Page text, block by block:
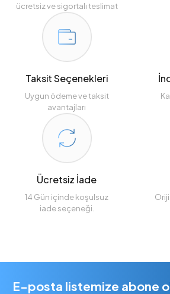
ücretsiz ve sigortalı teslimat
Taksit Seçenekleri
Uygun ödeme ve taksit
avantajları
Ücretsiz İade
14 Gün içinde koşulsuz
iade seçeneği.
E-posta listemize abone